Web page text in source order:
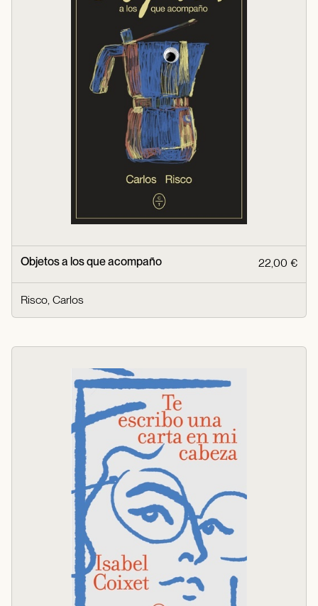
Objetos a los que acompaño 22,00 €
Risco, Carlos